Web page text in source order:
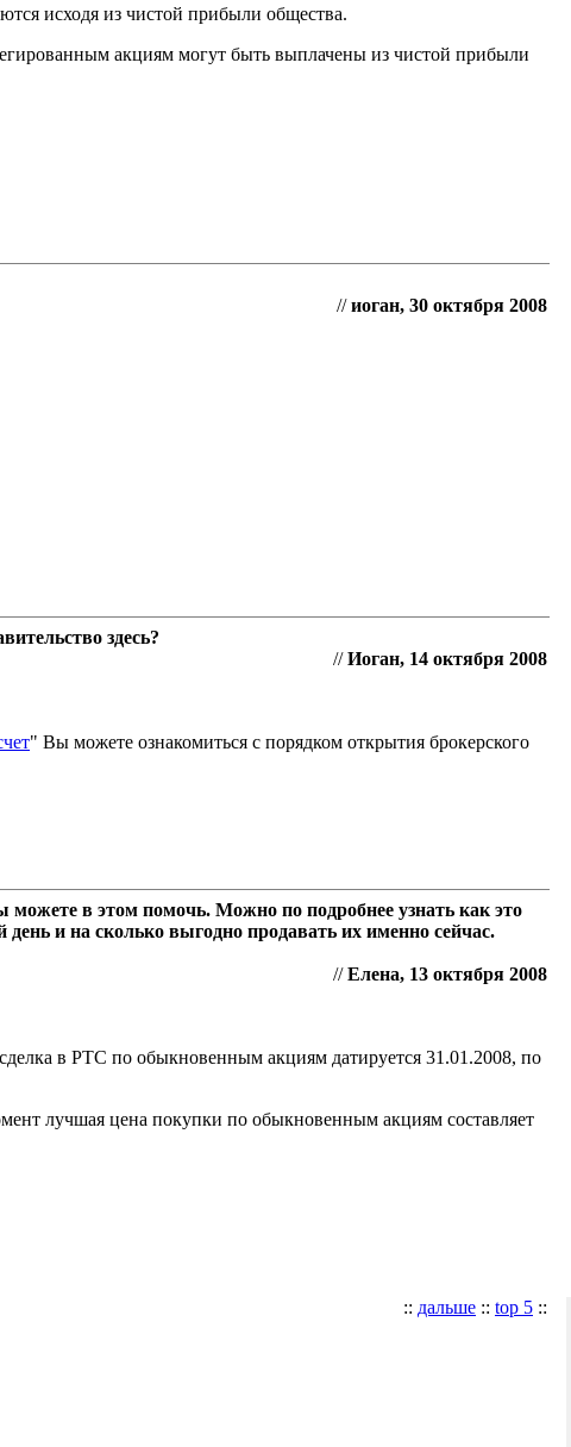
исходя из чистой прибыли общества.
акциям могут быть выплачены из чистой прибыли
//иоган, 30 октября 2008
здесь?
//Иоган, 14 октября 2008
" Вы можете ознакомиться с порядком открытия брокерского
в этом помочь. Можно по подробнее узнать как это
и на сколько выгодно продавать их именно сейчас.
//Елена, 13 октября 2008
в РТС по обыкновенным акциям датируется 31.01.2008, по
лучшая цена покупки по обыкновенным акциям составляет
:: дальше :: top 5 ::